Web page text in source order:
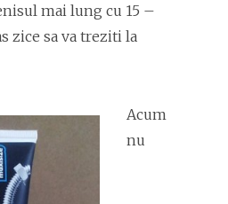
mai lung cu 15 –
zice sa va treziti la
Acum
nu